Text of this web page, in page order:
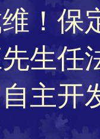
维！
生任
主开